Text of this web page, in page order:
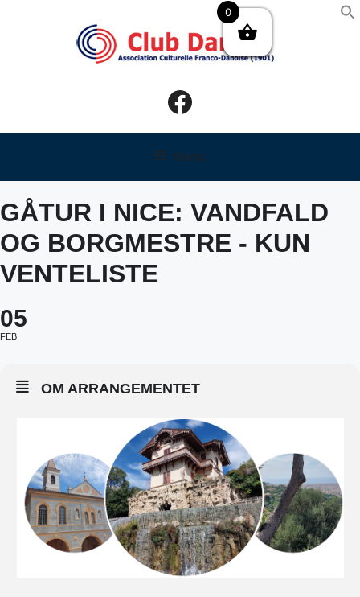
Facebook
Menu
GÅTUR I NICE: VANDFALD
OG BORGMESTRE - KUN
VENTELISTE
05
FEB
OM ARRANGEMENTET
0